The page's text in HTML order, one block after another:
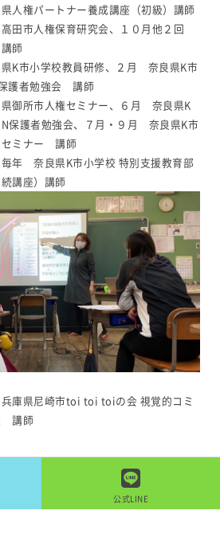
人権パートナー養成講座（初級）講師
田市人権保育研究会、１０月他２回
師
K市小学校教員研修、２月 奈良県K市
護者勉強会 講師
御所市人権セミナー、６月 奈良県K
保護者勉強会、７月・９月 奈良県K市
セミナー 講師
毎年 奈良県K市小学校 特別支援教育部
講座）講師
庫県尼崎市toi toi toiの会 視覚的コミ
講師
公式LINE